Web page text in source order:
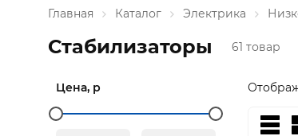
Главная Каталог Электрика
Стабилизаторы 61 товар
Цена, р